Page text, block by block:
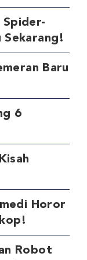
Spider-
Sekarang!
Baru
6
Horor
Robot